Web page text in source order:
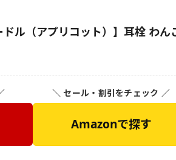
ドル（アプリコット）】耳栓 わん
＼ セール・割引をチェック ／
Amazonで探す